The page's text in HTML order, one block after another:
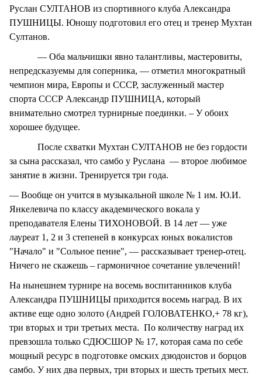
Руслан СУЛТАНОВ из спортивного клуба Александра
ПУШНИЦЫ. Юношу подготовил его отец и тренер Мухтан
Султанов.
— Оба мальчишки явно талантливы, мастеровиты,
непредсказуемы для соперника, — отметил многократный
чемпион мира, Европы и СССР, заслуженный мастер
спорта СССР Александр ПУШНИЦА, который
внимательно смотрел турнирные поединки. – У обоих
хорошее будущее.
После схватки Мухтан СУЛТАНОВ не без гордости
за сына рассказал, что самбо у Руслана — второе любимое
занятие в жизни. Тренируется три года.
— Вообще он учится в музыкальной школе № 1 им. Ю.И.
Янкелевича по классу академического вокала у
преподавателя Елены ТИХОНОВОЙ. В 14 лет — уже
лауреат 1, 2 и 3 степеней в конкурсах юных вокалистов
"Начало" и "Сольное пение", — рассказывает тренер-отец.
Ничего не скажешь – гармоничное сочетание увлечений!
На нынешнем турнире на восемь воспитанников клуба
Александра ПУШНИЦЫ приходится восемь наград. В их
активе еще одно золото (Андрей ГОЛОВАТЕНКО,+ 78 кг),
три вторых и три третьих места. По количеству наград их
превзошла только СДЮСШОР № 17, которая сама по себе
мощный ресурс в подготовке омских дзюдоистов и борцов
самбо. У них два первых, три вторых и шесть третьих мест.